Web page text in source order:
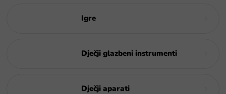
Igre
Dječji glazbeni instrumenti
Dječji aparati